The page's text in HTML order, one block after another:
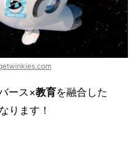
ース ×教育を融合した
ります！